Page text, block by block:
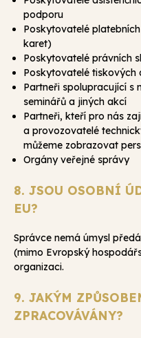
podporu
Poskytovatelé
karet)
Poskytovatelé právních
Poskytovatelé tiskových
Partneři spolupracující s
seminářů a jiných akcí
Partneři, kteří pro nás
a provozovatelé
můžeme zobrazovat
Orgány veřejné správy
8. JSOU OSOBNÍ
EU?
Správce nemá úmysl
(mimo Evropský
organizaci.
9. JAKÝM
ZPRACOVÁVÁNY?